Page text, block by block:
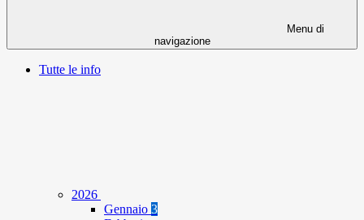
Menu di
navigazione
Tutte le info
2026
Gennaio 3